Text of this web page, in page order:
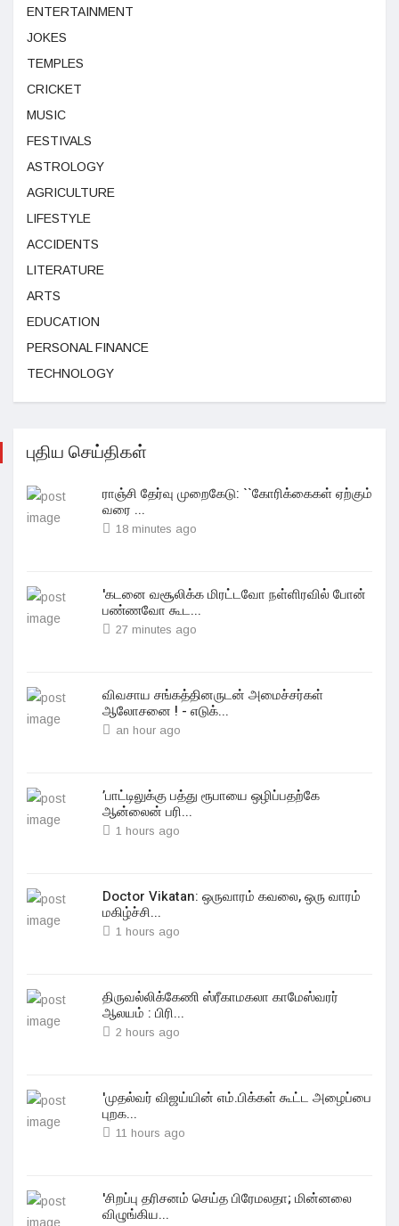
ENTERTAINMENT
JOKES
TEMPLES
CRICKET
MUSIC
FESTIVALS
ASTROLOGY
AGRICULTURE
LIFESTYLE
ACCIDENTS
LITERATURE
ARTS
EDUCATION
PERSONAL FINANCE
TECHNOLOGY
புதிய செய்திகள்
ராஞ்சி தேர்வு முறைகேடு: ``கோரிக்கைகள் ஏற்கும்
வரை ...
18 minutes ago
'கடனை வசூலிக்க மிரட்டவோ நள்ளிரவில் போன்
பண்ணவோ கூட...
27 minutes ago
விவசாய சங்கத்தினருடன் அமைச்சர்கள்
ஆலோசனை ! - எடுக்...
an hour ago
’பாட்டிலுக்கு பத்து ரூபாயை ஒழிப்பதற்கே
ஆன்லைன் பரி...
1 hours ago
Doctor Vikatan: ஒருவாரம் கவலை, ஒரு வாரம்
மகிழ்ச்சி...
1 hours ago
திருவல்லிக்கேணி ஸ்ரீகாமகலா காமேஸ்வரர்
ஆலயம் : பிரி...
2 hours ago
'முதல்வர் விஜய்யின் எம்.பிக்கள் கூட்ட அழைப்பை
புறக...
11 hours ago
'சிறப்பு தரிசனம் செய்த பிரேமலதா; மின்னலை
விழுங்கிய...